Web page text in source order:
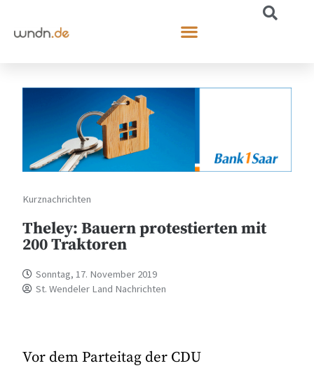
Kurznachrichten
Theley: Bauern protestierten mit
200 Traktoren
Sonntag, 17. November 2019
St. Wendeler Land Nachrichten
Vor dem Parteitag der CDU